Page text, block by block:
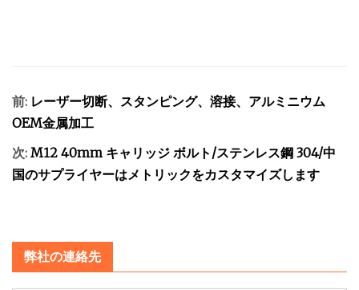
前: レーザー切断、スタンピング、溶接、アルミニウム
OEM金属加工
次: M12 40mm キャリッジ ボルト/ステンレス鋼 304/中
国のサプライヤーはメトリックをカスタマイズします
弊社の連絡先